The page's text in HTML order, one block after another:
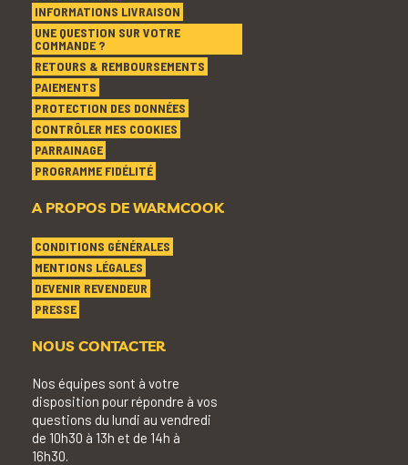
INFORMATIONS LIVRAISON
UNE QUESTION SUR VOTRE
COMMANDE ?
RETOURS & REMBOURSEMENTS
PAIEMENTS
PROTECTION DES DONNÉES
CONTRÔLER MES COOKIES
PARRAINAGE
PROGRAMME FIDÉLITÉ
A PROPOS DE WARMCOOK
CONDITIONS GÉNÉRALES
MENTIONS LÉGALES
DEVENIR REVENDEUR
PRESSE
NOUS CONTACTER
Nos équipes sont à votre
disposition pour répondre à vos
questions du lundi au vendredi
de 10h30 à 13h et de 14h à
16h30.